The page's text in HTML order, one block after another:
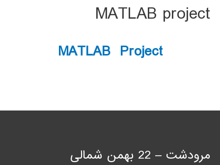
MATLAB project
MATLAB Project
مرودشت – 22 بهمن شمالی